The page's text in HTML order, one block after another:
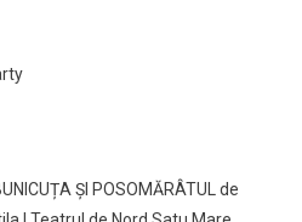
ȘI POSOMĂRÂTUL de